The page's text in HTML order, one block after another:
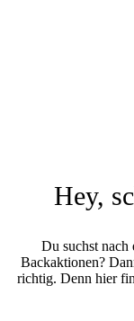
Hey,
Du suchst nach
Backaktionen?
richtig. Denn hier